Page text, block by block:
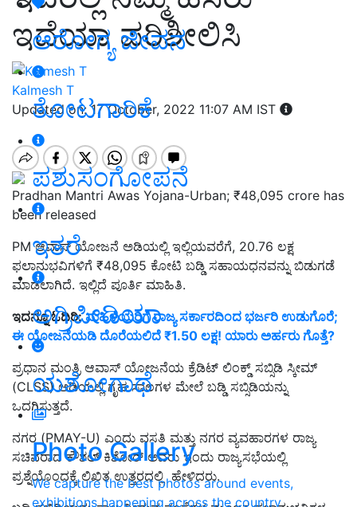
ಆರೋಗ್ಯ ಜೀವನ
ತೋಟಗಾರಿಕೆ
ಪಶುಸಂಗೋಪನೆ
ಇತರೆ
ಅಗ್ರಿಪೀಡಿಯಾ
ಯಶೋಗಾಥೆ
Photo Gallery
We capture the best photos around events,
exhibitions happening across the country
ಇದೆಯಾ ಪರಿಶೀಲಿಸಿ
Kalmesh T
Updated on: 17 October, 2022 11:07 AM IST
Pradhan Mantri Awas Yojana-Urban; ₹48,095 crore has
been released
PM ಆವಾಸ್‌ ಯೋಜನೆ ಅಡಿಯಲ್ಲಿ ಇಲ್ಲಿಯವರೆಗೆ, 20.76 ಲಕ್ಷ
ಫಲಾನುಭವಿಗಳಿಗೆ ₹48,095 ಕೋಟಿ ಬಡ್ಡಿ ಸಹಾಯಧನವನ್ನು ಬಿಡುಗಡೆ
ಮಾಡಲಾಗಿದೆ. ಇಲ್ಲಿದೆ ಪೂರ್ತಿ ಮಾಹಿತಿ.
ಇದನ್ನೂ ಓದಿರಿ:ಮಹಿಳೆಯರಿಗೆ ರಾಜ್ಯ ಸರ್ಕಾರದಿಂದ ಭರ್ಜರಿ ಉಡುಗೊರೆ;
ಈ ಯೋಜನೆಯಡಿ ದೊರೆಯಲಿದೆ ₹1.50 ಲಕ್ಷ! ಯಾರು ಅರ್ಹರು ಗೊತ್ತೆ?
ಪ್ರಧಾನ ಮಂತ್ರಿ ಆವಾಸ್ ಯೋಜನೆಯ ಕ್ರೆಡಿಟ್ ಲಿಂಕ್ಡ್ ಸಬ್ಸಿಡಿ ಸ್ಕೀಮ್
(CLSS) ಅಡಿಯಲ್ಲಿ ಗೃಹ ಸಾಲಗಳ ಮೇಲೆ ಬಡ್ಡಿ ಸಬ್ಸಿಡಿಯನ್ನು
ಒದಗಿಸುತ್ತದೆ.
ನಗರ (PMAY-U) ಎಂದು ವಸತಿ ಮತ್ತು ನಗರ ವ್ಯವಹಾರಗಳ ರಾಜ್ಯ
ಸಚಿವರಾದ ಕೌಶಲ್ ಕಿಶೋರ್ ಅವರು ಇಂದು ರಾಜ್ಯಸಭೆಯಲ್ಲಿ
ಪ್ರಶ್ನೆಯೊಂದಕ್ಕೆ ಲಿಖಿತ ಉತ್ತರದಲ್ಲಿ ಹೇಳಿದರು.